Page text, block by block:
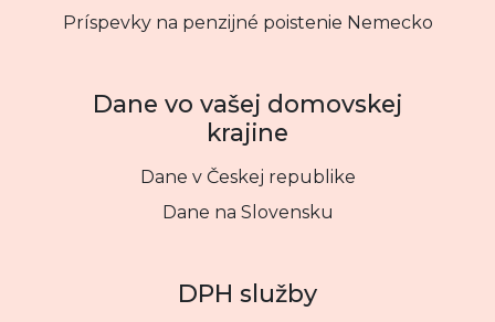
Príspevky na penzijné poistenie Nemecko
Dane vo vašej domovskej
krajine
Dane v Českej republike
Dane na Slovensku
DPH služby